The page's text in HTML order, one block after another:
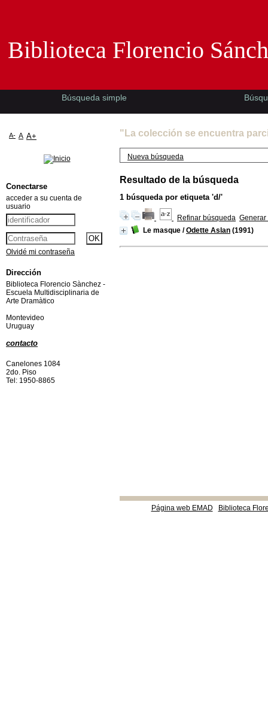
"La colección se encuentra
Nueva búsqueda
Resultado de la búsqueda
1 búsqueda por etiqueta 'd/'
Refinar búsqueda Generar
Le masque /Odette Aslan (1991)
Página web EMAD Biblioteca
Biblioteca Florencio
Búsqueda simple
A- A A+
Conectarse
acceder a su cuenta de
usuario
Olvidé mi contraseña
Dirección
Biblioteca Florencio Sànchez -
Escuela Multidisciplinaria de
Arte Dramàtico
Montevideo
Uruguay
contacto
Canelones 1084
2do. Piso
Tel: 1950-8865